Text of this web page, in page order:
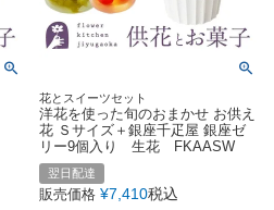
花とスイーツセット
洋花を使った旬のおまかせ お供え
花 Ｓサイズ＋銀座千疋屋 銀座ゼ
リー9個入り 生花 FKAASW
翌日配達
販売価格 ¥7,410税込